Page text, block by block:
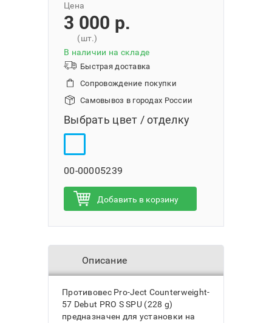
Цена
3 000 p.
(шт.)
В наличии на складе
Быстрая доставка
Сопровождение покупки
Самовывоз в городах России
Выбрать цвет / отделку
00-00005239
Добавить в корзину
Описание
Противовес Pro-Ject Сounterweight-
57 Debut PRO S SPU (228 g)
предназначен для установки на